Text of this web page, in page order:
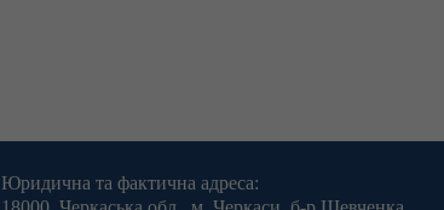
Юридична та фактична адреса: